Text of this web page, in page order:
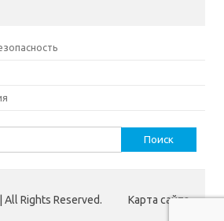
All Rights Reserved. Карта сайта